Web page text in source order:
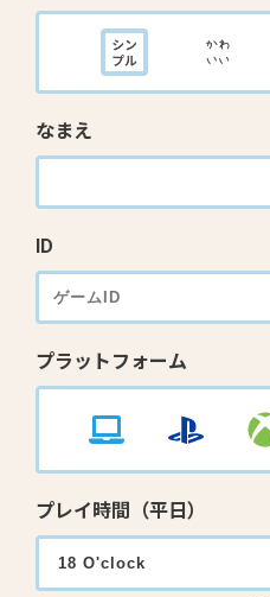
なまえ
ID
プラットフォーム
プレイ時間（平日）